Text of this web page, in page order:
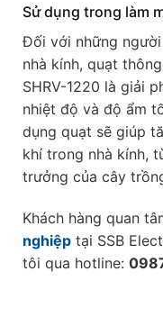
Sử dụng trong làm
Đối với những
nhà kính, quạt
SHRV-1220 là giải
nhiệt độ và độ ẩm
dụng quạt sẽ giúp
khí trong nhà kính,
trưởng của cây
Khách hàng quan
nghiệp tại SSB
tôi qua hotline: